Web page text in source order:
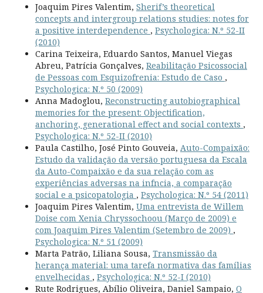
Joaquim Pires Valentim, Sherif’s theoretical
concepts and intergroup relations studies: notes for
a positive interdependence , Psychologica: N.º 52-II
(2010)
Carina Teixeira, Eduardo Santos, Manuel Viegas
Abreu, Patrícia Gonçalves, Reabilitação Psicossocial
de Pessoas com Esquizofrenia: Estudo de Caso ,
Psychologica: N.º 50 (2009)
Anna Madoglou, Reconstructing autobiographical
memories for the present: Objectification,
anchoring, generational effect and social contexts ,
Psychologica: N.º 52-II (2010)
Paula Castilho, José Pinto Gouveia, Auto-Compaixão:
Estudo da validação da versão portuguesa da Escala
da Auto-Compaixão e da sua relação com as
experiências adversas na infncia, a comparação
social e a psicopatologia , Psychologica: N.º 54 (2011)
Joaquim Pires Valentim, Uma entrevista de Willem
Doise com Xenia Chryssochoou (Março de 2009) e
com Joaquim Pires Valentim (Setembro de 2009) ,
Psychologica: N.º 51 (2009)
Marta Patrão, Liliana Sousa, Transmissão da
herança material: uma tarefa normativa das famílias
envelhecidas , Psychologica: N.º 52-I (2010)
Rute Rodrigues, Abílio Oliveira, Daniel Sampaio, O